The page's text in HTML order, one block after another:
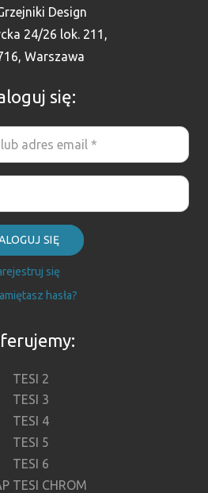
Design
24/26 lok. 211,
Warszawa
się:
SIĘ
się
hasła?
TESI 2
TESI 3
TESI 4
TESI 5
TESI 6
TESI CHROM